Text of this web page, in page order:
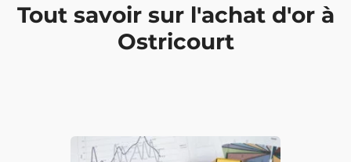
Tout savoir sur l'achat d'or à
Ostricourt